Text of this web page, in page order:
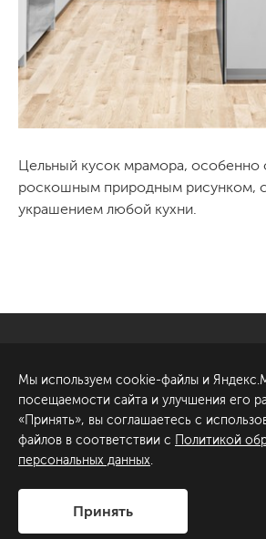
Цельный кусок мрамора, особенно
роскошным природным рисунком,
украшением любой кухни.
ул. Академика Павлова, 6
к1
+7 (812) 200-95-55
Сделано в
Мы используем cookie-файлы и
посещаемости сайта и улучшения его
«Принять», вы соглашаетесь с
файлов в соответствии с Политикой
персональных данных.
Принять